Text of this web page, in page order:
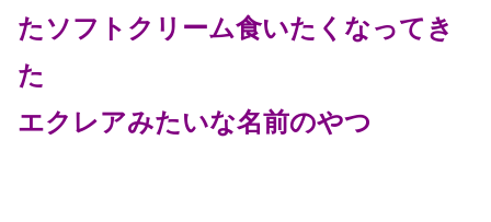
たソフトクリーム食いたくなってき
た
エクレアみたいな名前のやつ